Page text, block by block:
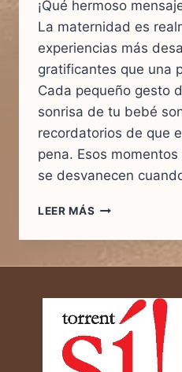
¡Qué hermoso
La maternidad es
experiencias más
gratificantes que una
Cada pequeño gesto
sonrisa de tu bebé
recordatorios de que
pena. Esos
se desvanecen
LEER MÁS DE